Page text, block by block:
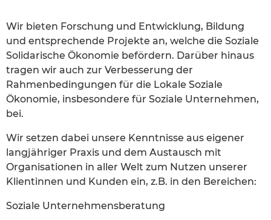
Wir bieten Forschung und Entwicklung, Bildung
und entsprechende Projekte an, welche die Soziale
Solidarische Ökonomie befördern. Darüber hinaus
tragen wir auch zur Verbesserung der
Rahmenbedingungen für die Lokale Soziale
Ökonomie, insbesondere für Soziale Unternehmen,
bei.
Wir setzen dabei unsere Kenntnisse aus eigener
langjähriger Praxis und dem Austausch mit
Organisationen in aller Welt zum Nutzen unserer
Klientinnen und Kunden ein, z.B. in den Bereichen:
Soziale Unternehmensberatung